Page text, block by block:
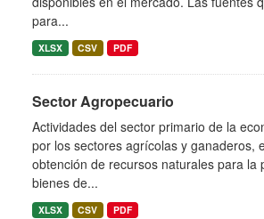
para...
XLSX CSV PDF
Sector Agropecuario
Actividades del sector primario de la
por los sectores agrícolas y ganaderos,
obtención de recursos naturales para la
bienes de...
XLSX CSV PDF